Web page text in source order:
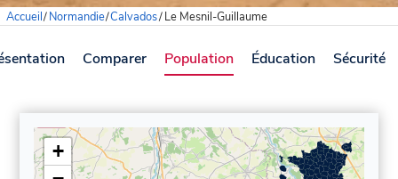
Accueil/Normandie/Calvados/Le Mesnil-Guillaume
Comparer Population Éducation Sécurité
+